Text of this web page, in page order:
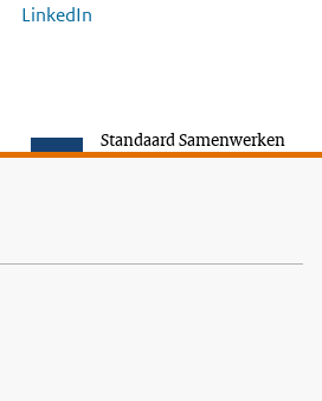
LinkedIn
Standaard Samenwerken